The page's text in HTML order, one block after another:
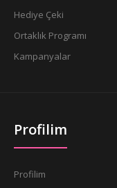
Hediye Çeki
Ortaklık Programı
Kampanyalar
Profilim
Profilim